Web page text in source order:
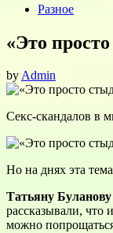
PostedРазное
«Это
byAdmin
Секс-скандалов в
Но на днях эта
Татьяну Буланову
рассказывали, что
можно